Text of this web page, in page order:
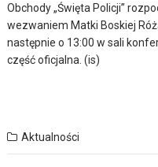
Obchody „Święta Policji”
wezwaniem Matki Boskiej
następnie o 13:00 w sali
część oficjalna. (is)
Aktualności